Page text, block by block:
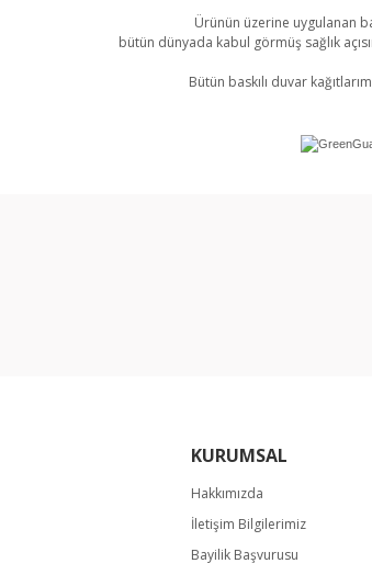
Ürünün üzerine uygulanan
bütün dünyada kabul görmüş sağlık
Bütün baskılı duvar
KURUMSAL
Hakkımızda
İletişim Bilgilerimiz
Bayilik Başvurusu